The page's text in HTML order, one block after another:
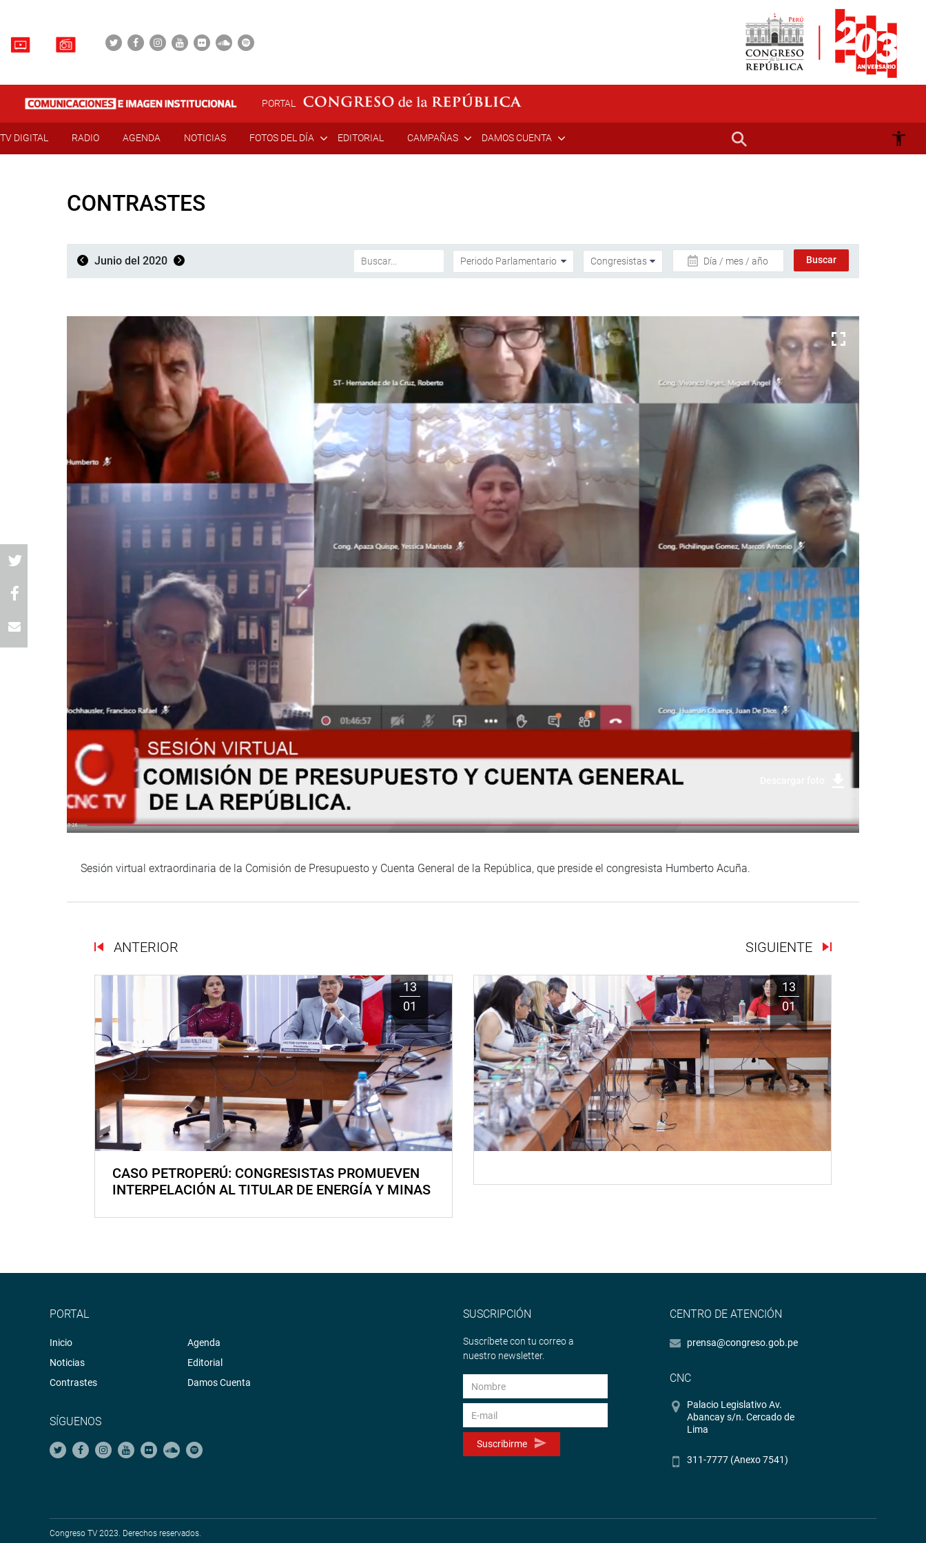
PORTAL
TV DIGITAL RADIO AGENDA NOTICIAS FOTOS DEL DÍA EDITORIAL CAMPAÑAS DAMOS CUENTA
CONTRASTES
Junio del 2020 Día / mes / año
Sesión virtual extraordinaria de la Comisión de Presupuesto y Cuenta General de la República, que preside el congresista Humberto Acuña.
ANTERIOR SIGUIENTE
13
01
CASO PETROPERÚ: CONGRESISTAS PROMUEVEN
INTERPELACIÓN AL TITULAR DE ENERGÍA Y MINAS
13
01
PORTAL
Inicio
Noticias
Contrastes
Agenda
Editorial
Damos Cuenta
SÍGUENOS
SUSCRIPCIÓN
Suscríbete con tu correo a
nuestro newsletter.
Suscribirme
CENTRO DE ATENCIÓN
prensa@congreso.gob.pe
CNC
Palacio Legislativo Av.
Abancay s/n. Cercado de
Lima
311-7777 (Anexo 7541)
Congreso TV 2023. Derechos reservados.